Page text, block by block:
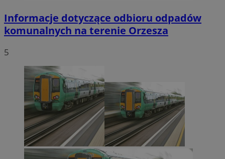
Informacje dotyczące odbioru odpadów
komunalnych na terenie Orzesza
5